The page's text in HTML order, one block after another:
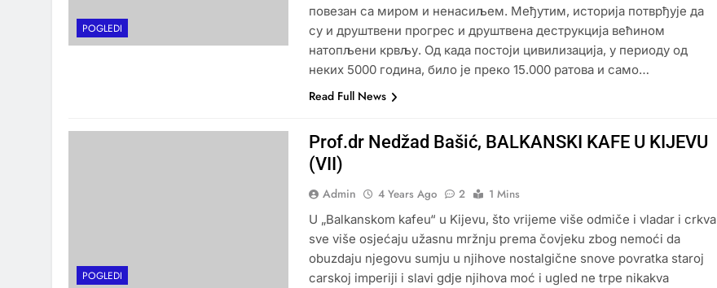
POGLEDI
повезан са миром и ненасиљем. Међутим, историја потврђује да
су и друштвени прогрес и друштвена деструкција већином
натопљени крвљу. Од када постоји цивилизација, у периоду од
неких 5000 година, било је преко 15.000 ратова и само…
Read Full News
POGLEDI
Prof.dr Nedžad Bašić, BALKANSKI KAFE U KIJEVU
(VII)
Admin 4 Years Ago 2
1 Mins
U „Balkanskom kafeu“ u Kijevu, što vrijeme više odmiče i vladar i crkva
sve više osjećaju užasnu mržnju prema čovjeku zbog nemoći da
obuzdaju njegovu sumju u njihove nostalgične snove povratka staroj
carskoj imperiji i slavi gdje njihova moć i ugled ne trpe nikakva